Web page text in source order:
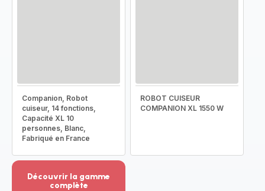
Companion, Robot
cuiseur, 14 fonctions,
Capacité XL 10
personnes, Blanc,
Fabriqué en France
ROBOT CUISEUR
COMPANION XL 1550 W
Découvrir la gamme
complète